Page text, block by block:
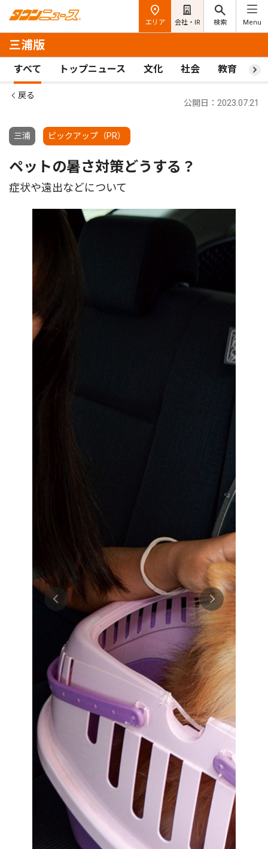
エリア 会社・IR 検索 Menu
三浦版
すべて トップニュース 文化 社会 教育 ス
戻る
三浦 ピックアップ（PR）
公開日：2023.07.21
ペットの暑さ対策どうする？
症状や遠出などについて